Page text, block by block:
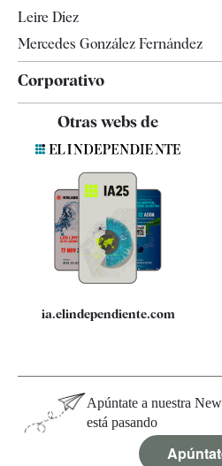
Leire Díez
Mercedes González Fernández
Corporativo
Contacto
Quiénes somos
Especificaciones
Otras webs de
ia.elindependiente.com
Apúntate a nuestra
está pasando